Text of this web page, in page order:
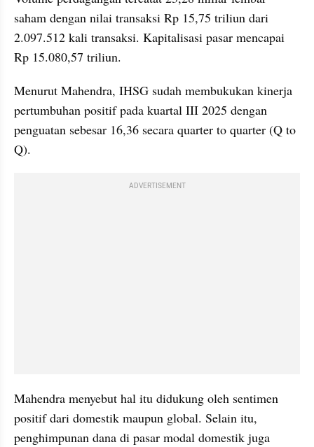
saham dengan nilai transaksi Rp 15,75 triliun dari
2.097.512 kali transaksi. Kapitalisasi pasar mencapai
Rp 15.080,57 triliun.
Menurut Mahendra, IHSG sudah membukukan kinerja
pertumbuhan positif pada kuartal III 2025 dengan
penguatan sebesar 16,36 secara quarter to quarter (Q to
Q).
ADVERTISEMENT
Mahendra menyebut hal itu didukung oleh sentimen
positif dari domestik maupun global. Selain itu,
penghimpunan dana di pasar modal domestik juga